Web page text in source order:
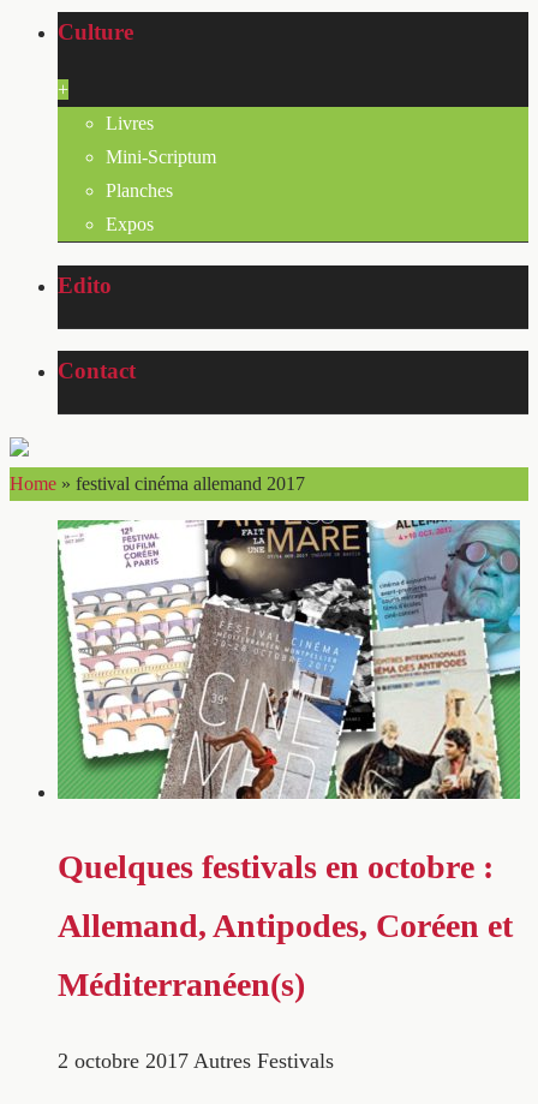
Culture
+
Livres
Mini-Scriptum
Planches
Expos
Edito
Contact
Home » festival cinéma allemand 2017
Quelques festivals en octobre :
Allemand, Antipodes, Coréen et
Méditerranéen(s)
2 octobre 2017 Autres Festivals